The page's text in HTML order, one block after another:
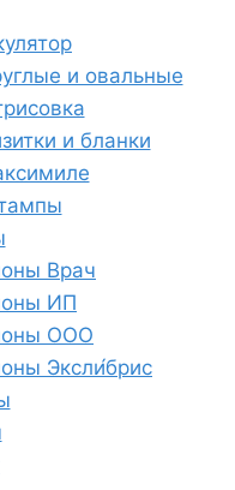
и овальные
и бланки
Врач
ИП
ООО
Эксли́брис